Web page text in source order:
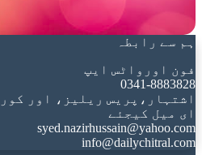
ہم سے رابطہ
فون اورواٹس ایپ
0341-8883828
اشتہار،پریس ریلیز، اور
ای میل کیجئے
syed.nazirhussain@yahoo.com
info@dailychitral.com